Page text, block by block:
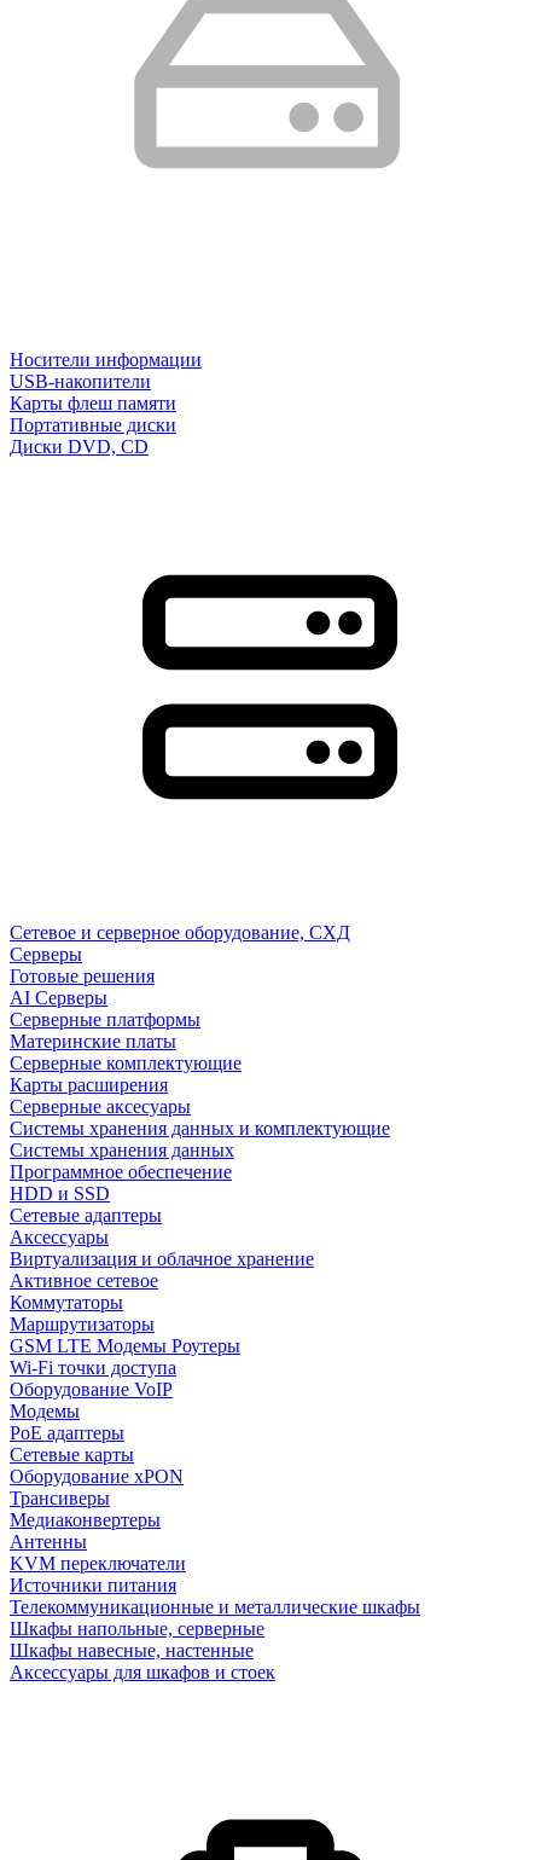
Носители информации
USB-накопители
Карты флеш памяти
Портативные диски
Диски DVD, CD
Сетевое и серверное оборудование, СХД
Cерверы
Готовые решения
AI Серверы
Серверные платформы
Материнские платы
Серверные комплектующие
Карты расширения
Серверные аксесуары
Системы хранения данных и комплектующие
Системы хранения данных
Программное обеспечение
HDD и SSD
Сетевые адаптеры
Аксессуары
Виртуализация и облачное хранение
Активное сетевое
Коммутаторы
Маршрутизаторы
GSM LTE Модемы Роутеры
Wi-Fi точки доступа
Оборудование VoIP
Модемы
PoE адаптеры
Сетевые карты
Оборудование xPON
Трансиверы
Медиаконвертеры
Антенны
KVM переключатели
Источники питания
Телекоммуникационные и металлические шкафы
Шкафы напольные, серверные
Шкафы навесные, настенные
Аксессуары для шкафов и стоек